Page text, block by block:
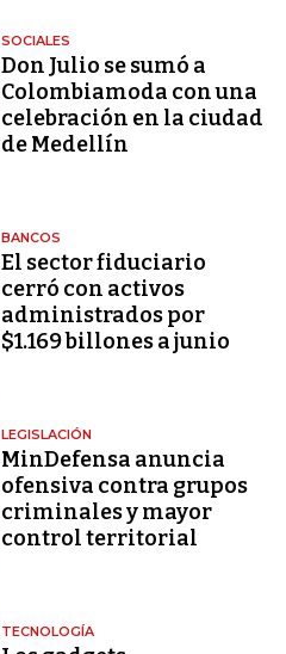
SOCIALES
Don Julio se sumó a
Colombiamoda con una
celebración en la ciudad
de Medellín
BANCOS
El sector fiduciario
cerró con activos
administrados por
$1.169 billones a junio
LEGISLACIÓN
MinDefensa anuncia
ofensiva contra grupos
criminales y mayor
control territorial
TECNOLOGÍA